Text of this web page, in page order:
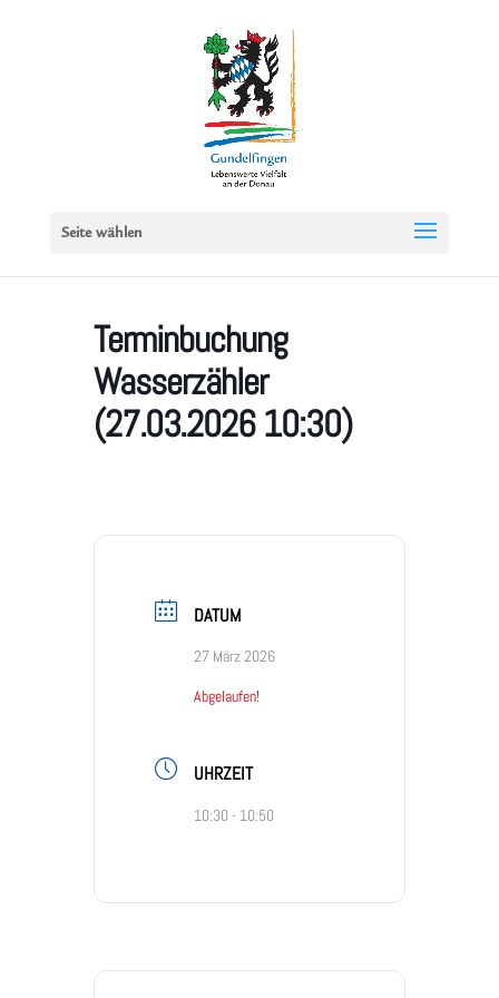
Seite wählen
Terminbuchung
Wasserzähler
(27.03.2026 10:30)
DATUM
27 März 2026
Abgelaufen!
UHRZEIT
10:30 - 10:50